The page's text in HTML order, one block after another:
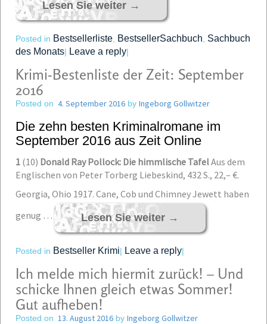
Lesen Sie weiter →
Posted in Bestsellerliste BestsellerSachbuch Sachbuch
des Monats| Leave a reply|
Krimi-Bestenliste der Zeit: September
2016
Posted on 4. September 2016 by Ingeborg Gollwitzer
Die zehn besten Kriminalromane im
September 2016 aus Zeit Online
1 (10) Donald Ray Pollock: Die himmlische TafelAus dem
Englischen von Peter Torberg Liebeskind, 432 S., 22,– €.
Georgia, Ohio 1917. Cane, Cob und Chimney Jewett haben
genug …
Lesen Sie weiter →
Posted in Bestseller Krimi| Leave a reply|
Ich melde mich hiermit zurück! – Und
schicke Ihnen gleich etwas Sommer!
Gut aufheben!
Posted on 13. August 2016 by Ingeborg Gollwitzer